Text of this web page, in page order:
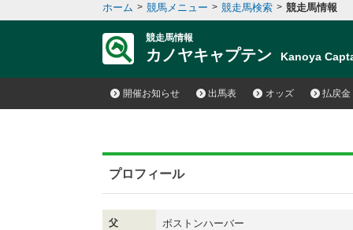
ホーム > 競馬メニュー > 競走馬検索 > 競走馬情報
競走馬情報
カノヤキャプテン Kanoya
開催お知らせ 出馬表 オッズ 払戻金
プロフィール
父 ボストンハーバー